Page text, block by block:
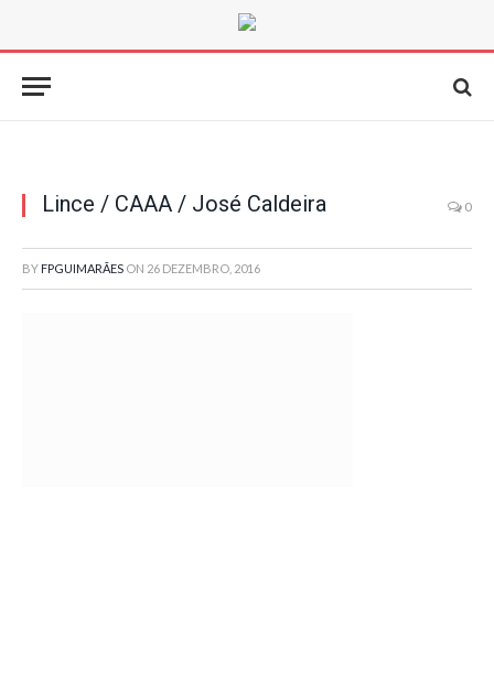
Lince / CAAA / José Caldeira 0
BY FPGUIMARÃES ON 26 DEZEMBRO, 2016